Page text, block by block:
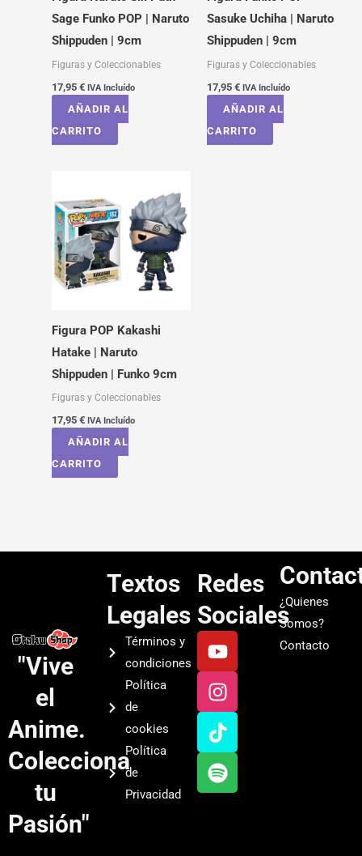
Sage Funko POP | Naruto
Shippuden | 9cm
Figuras y Coleccionables
17,95 € IVA Incluído
AÑADIR AL
CARRITO
Sasuke Uchiha | Naruto
Shippuden | 9cm
Figuras y Coleccionables
17,95 € IVA Incluído
AÑADIR AL
CARRITO
Figura POP Kakashi
Hatake | Naruto
Shippuden | Funko 9cm
Figuras y Coleccionables
17,95 € IVA Incluído
AÑADIR AL
CARRITO
"Vive
el
Anime.
Colecciona
tu
Pasión"
Textos
Legales
Términos y
condiciones
Política
de
cookies
Política
de
Privacidad
Redes
Sociales
Y
o
u
t
u
b
e
I
n
s
t
a
g
r
a
T
i
k
t
o
k
S
p
o
t
i
f
y
¿Quienes
Somos?
Contacto